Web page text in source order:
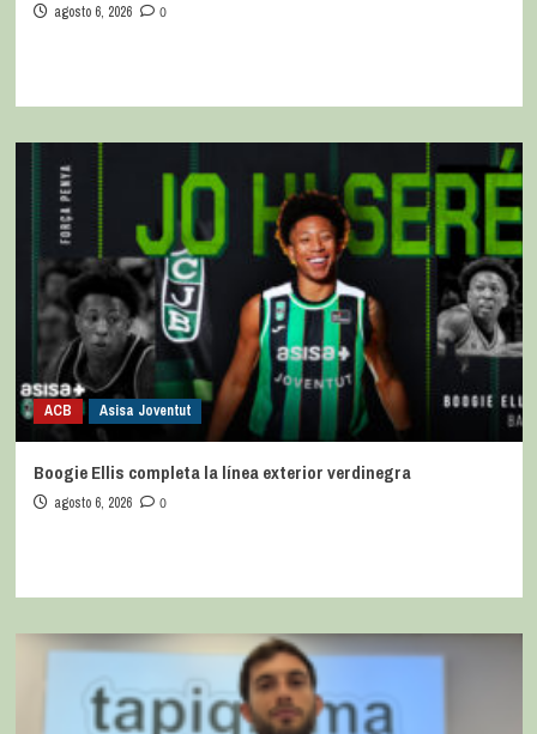
agosto 6, 2026 0
ACB Asisa Joventut
Boogie Ellis completa la línea exterior verdinegra
agosto 6, 2026 0